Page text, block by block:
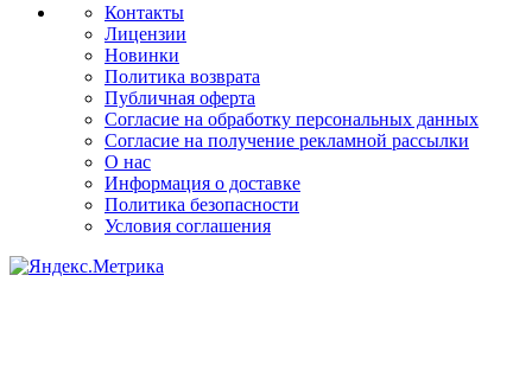
Контакты
Лицензии
Новинки
Политика возврата
Публичная оферта
Согласие на обработку персональных данных
Согласие на получение рекламной рассылки
О нас
Информация о доставке
Политика безопасности
Условия соглашения